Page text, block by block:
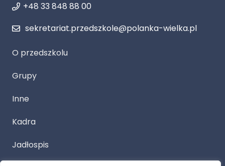
+48 33 848 88 00
sekretariat.przedszkole@polanka-wielka.pl
O przedszkolu
Grupy
Inne
Kadra
Jadłospis